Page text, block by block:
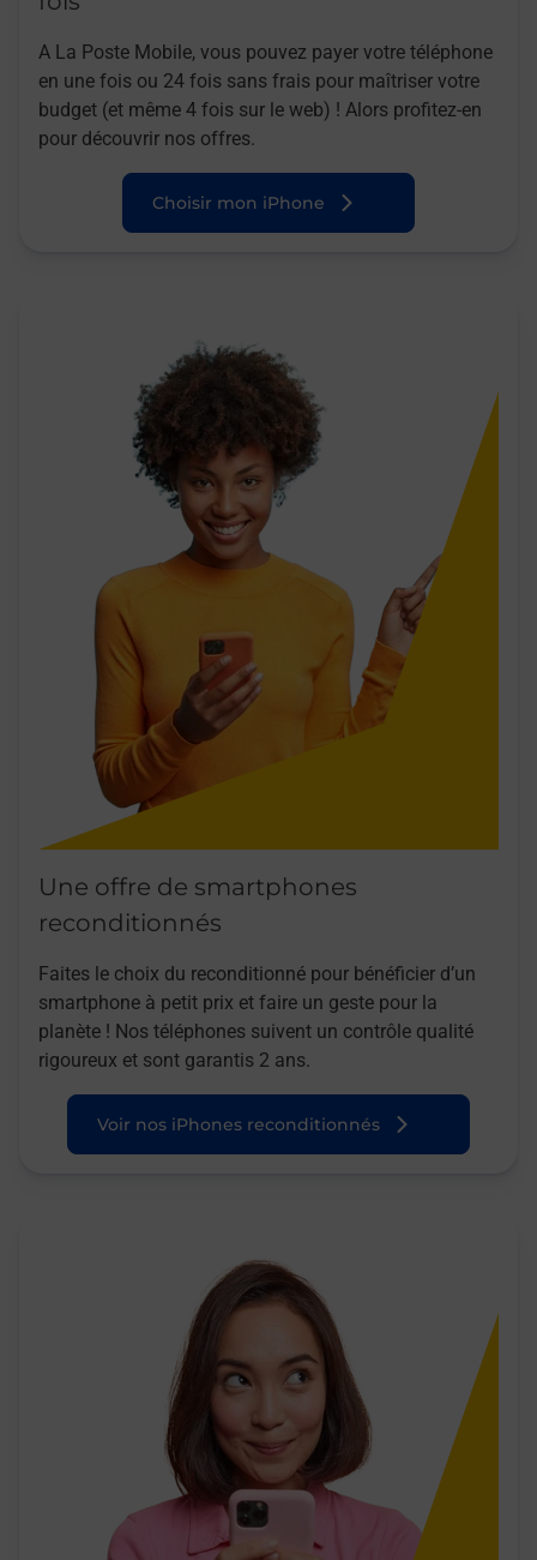
A La Poste Mobile, vous pouvez payer votre téléphone
en une fois ou 24 fois sans frais pour maîtriser votre
budget (et même 4 fois sur le web) ! Alors profitez-en
pour découvrir nos offres.
Choisir mon iPhone
Une offre de smartphones
reconditionnés
Faites le choix du reconditionné pour bénéficier d’un
smartphone à petit prix et faire un geste pour la
planète ! Nos téléphones suivent un contrôle qualité
rigoureux et sont garantis 2 ans.
Voir nos iPhones reconditionnés